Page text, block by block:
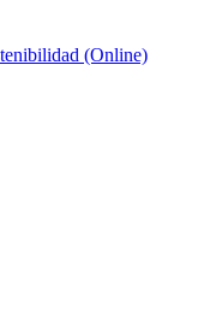
(Online)